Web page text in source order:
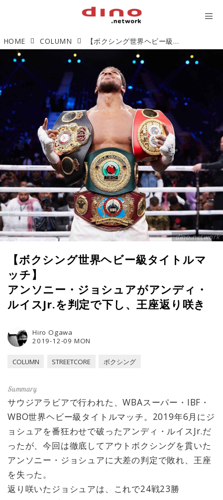
HOME COLUMN 【ボクシング世界ヘビー級タイトルマッチ】 アンソニー・ジョシュアがアンディ・ルイスJr.を判定で下し、王座返り咲き
dino.network
【ボクシング世界ヘビー級タイトルマ
ッチ】
アンソニー・ジョシュアがアンディ・
ルイスJr.を判定で下し、王座返り咲き
2019-12-09 MON
Hiro Ogawa
COLUMN STREETCORE ボクシング
サウジアラビアで行われた、WBAスーパー・IBF・
WBO世界ヘビー級タイトルマッチ。2019年6月にジ
ョシュアを番狂わせで破ったアンディ・ルイスJr.だ
ったが、今回は徹底してアウトボクシングを貫いた
アンソニー・ジョシュアに大差の判定で敗れ、王座
を失った。
返り咲いたジョシュアは、これで24戦23勝